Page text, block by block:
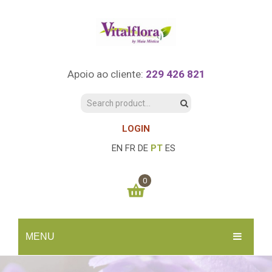
Apoio ao cliente: 229 426 821
LOGIN
EN FR DE PT ES
MENU
0
You have no items in your shopping cart
SUBTOTAL: 0.00€